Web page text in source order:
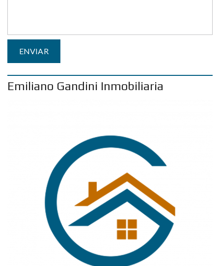
Emiliano Gandini Inmobiliaria